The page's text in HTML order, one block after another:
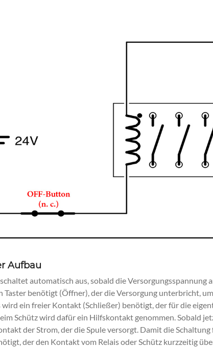
Aufbau
automatisch aus, sobald die Versorgungsspannung
Taster benötigt (Öffner), der die Versorgung unterbricht,
wird ein freier Kontakt (Schließer) benötigt, der für die
Schütz wird dafür ein Hilfskontakt genommen. Sobald
der Strom, der die Spule versorgt. Damit die
der den Kontakt vom Relais oder Schütz kurzzeitig